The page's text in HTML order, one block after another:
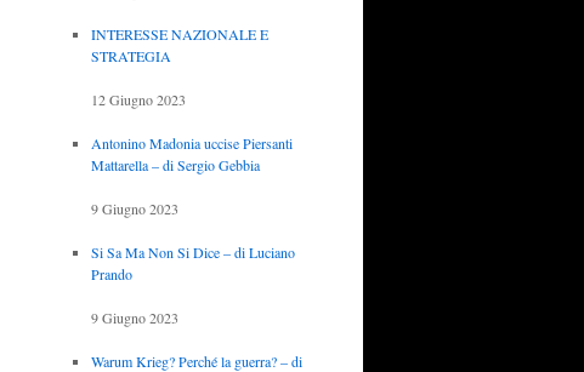
INTERESSE NAZIONALE E
STRATEGIA
12 Giugno 2023
Antonino Madonia uccise Piersanti
Mattarella – di Sergio Gebbia
9 Giugno 2023
Si Sa Ma Non Si Dice – di Luciano
Prando
9 Giugno 2023
Warum Krieg? Perché la guerra? – di